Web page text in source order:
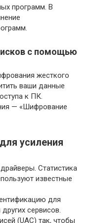
программ. В
с помощью
жесткого
ваши данные
к ПК.
— «Шифрование
усиления
Статистика
известные
для
сервисов.
(UAC) так, чтобы